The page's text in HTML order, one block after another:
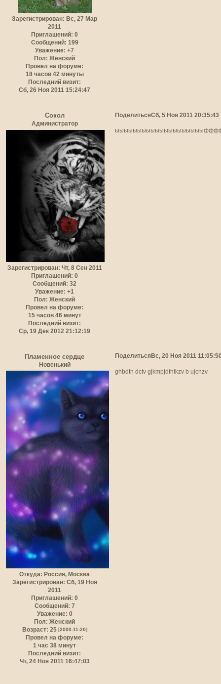
Зарегистрирован: Вс, 27 Мар
2011
Приглашений: 0
Сообщений: 199
Уважение: +7
Пол: Женский
Провел на форуме:
18 часов 42 минуты
Последний визит:
Сб, 26 Ноя 2011 15:24:47
ПоделитьсяСб, 5 Ноя 2011 20:35:43
Сокол
Администратор
Зарегистрирован: Чт, 8 Сен 2011
Приглашений: 0
Сообщений: 32
Уважение: +1
Пол: Женский
Провел на форуме:
15 часов 46 минут
Последний визит:
Ср, 19 Дек 2012 21:12:19
Поделиться Вс, 20 Ноя 2011
Пламенное сердце
Новенький
Откуда: Россия, Москва
Зарегистрирован: Сб, 19 Ноя
2011
Приглашений: 0
Сообщений: 7
Уважение: 0
Пол: Женский
Возраст: 25 [2000-11-20]
Провел на форуме:
1 час 38 минут
Последний визит:
Чт, 24 Ноя 2011 16:47:03
ghbdtn dctv gjkmpjdfntkzv b ujcnzv